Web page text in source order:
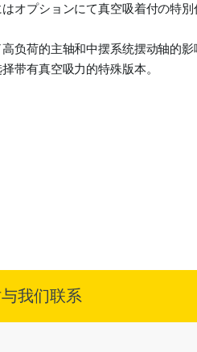
オプションにて真空吸着付の特別
负荷的主轴和中摆系统摆动轴的
带有真空吸力的特殊版本。
我们联系